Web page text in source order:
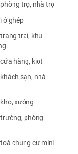
trọ, nhà trọ
ở ghép
trại, khu
hàng, kiot
sạn, nhà
xưởng
phòng
chung cư mini